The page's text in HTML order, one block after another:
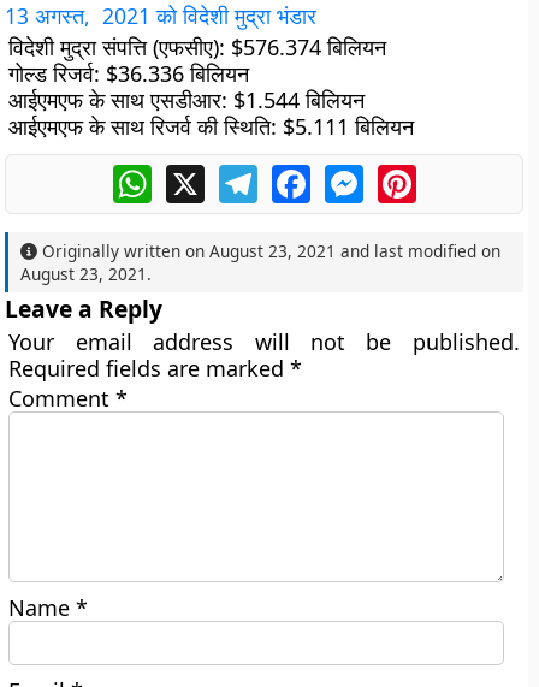
13 अगस्त, 2021को विदेशी मुद्रा भंडार
विदेशी मुद्रा संपत्ति (एफसीए): $576.374 बिलियन
गोल्ड रिजर्व: $36.336 बिलियन
आईएमएफ के साथ एसडीआर: $1.544 बिलियन
आईएमएफ के साथ रिजर्व की स्थिति: $5.111 बिलियन
WhatsApp
X TelegramFacebookMessengerPinterest
Originally written onAugust 23, 2021 and last modified on
August 23, 2021 .
Leave a Reply
Your email address will not be published.
Required fields are marked*
Comment*
Name*